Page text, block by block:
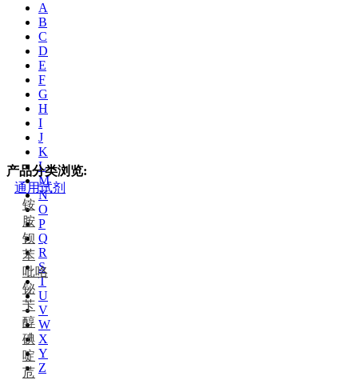
A
B
C
D
E
F
G
H
I
J
K
L
M
N
O
P
Q
R
S
T
U
V
W
X
Y
Z
产品分类浏览:
通用试剂
铵
胺
钡
苯
吡咯
铋
苄
醇
碘
啶
苊